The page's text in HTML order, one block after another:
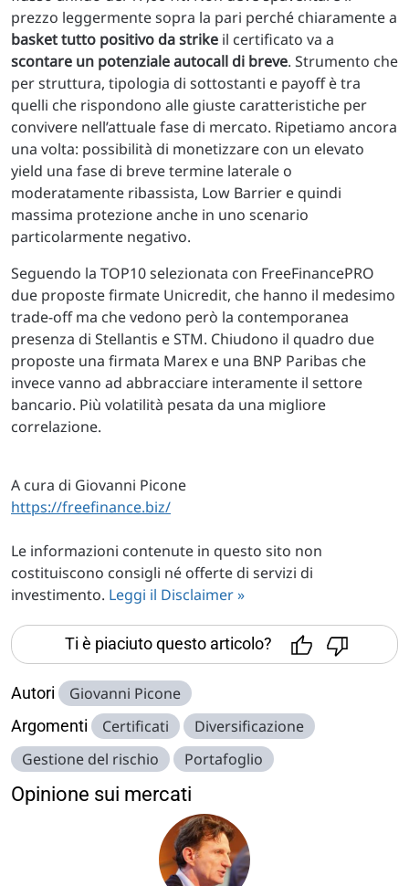
prezzo leggermente sopra la pari perché chiaramente a
basket tutto positivo da strike il certificato va a
scontare un potenziale autocall di breve. Strumento che
per struttura, tipologia di sottostanti e payoff è tra
quelli che rispondono alle giuste caratteristiche per
convivere nell’attuale fase di mercato. Ripetiamo ancora
una volta: possibilità di monetizzare con un elevato
yield una fase di breve termine laterale o
moderatamente ribassista, Low Barrier e quindi
massima protezione anche in uno scenario
particolarmente negativo.
Seguendo la TOP10 selezionata con FreeFinancePRO
due proposte firmate Unicredit, che hanno il medesimo
trade-off ma che vedono però la contemporanea
presenza di Stellantis e STM. Chiudono il quadro due
proposte una firmata Marex e una BNP Paribas che
invece vanno ad abbracciare interamente il settore
bancario. Più volatilità pesata da una migliore
correlazione.
A cura di Giovanni Picone
https://freefinance.biz/
Le informazioni contenute in questo sito non
costituiscono consigli né offerte di servizi di
investimento. Leggi il Disclaimer »
Ti è piaciuto questo articolo?
Autori Giovanni Picone
Argomenti Certificati
Diversificazione
Gestione del rischio
Portafoglio
Opinione sui mercati